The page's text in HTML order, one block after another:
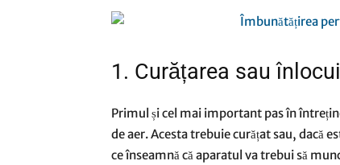
1. Curățarea sau
Primul și cel mai important pas în
de aer. Acesta trebuie curățat sau, dacă
ce înseamnă că aparatul va trebui să